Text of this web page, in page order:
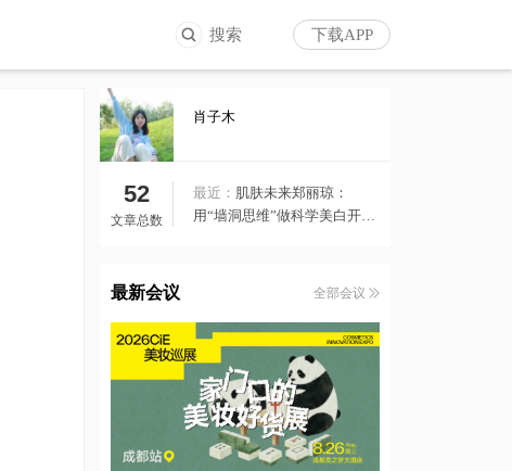
下载APP
搜索
肖子木
52
文章总数
最近： 肌肤未来郑丽琼：
用“墙洞思维”做科学美白开品
最新会议 全部会议